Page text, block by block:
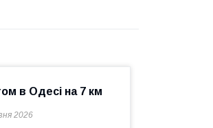
в Одесі на 7 км
2026